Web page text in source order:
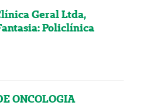
Geral Ltda,
Policlínica
ONCOLOGIA